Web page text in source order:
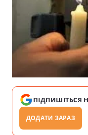
ПІДПИШІТЬСЯ
ДОДАТИ ЗАРАЗ